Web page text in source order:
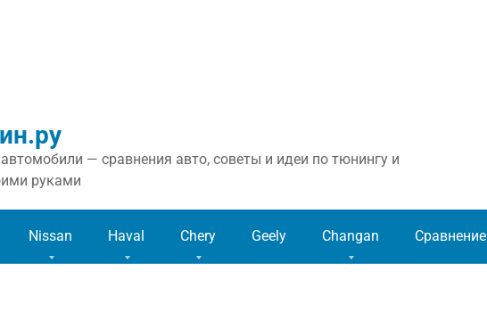
— сравнения авто, советы и идеи по тюнингу и
руками
Nissan Haval Chery Geely Changan Сравнение